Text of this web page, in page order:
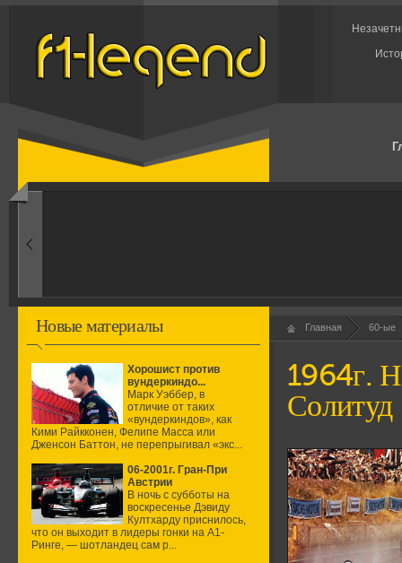
1960-ые
Новые материалы
Хорошист против
вундеркиндо...
Марк Уэббер, в
отличие от таких
«вундеркиндов», как
Кими Райкконен, Фелипе Масса или
Дженсон Баттон, не перепрыгивал «экс...
06-2001г. Гран-При
Австрии
В ночь с субботы на
воскресенье Дэвиду
Култхарду приснилось,
что он выходит в лидеры гонки на А1-
Ринге, — шотландец сам р...
Главная 60-ые
1964г.
Солитуд